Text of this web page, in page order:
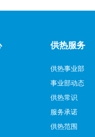
供热服务
供热事业部
事业部动态
供热常识
服务承诺
供热范围